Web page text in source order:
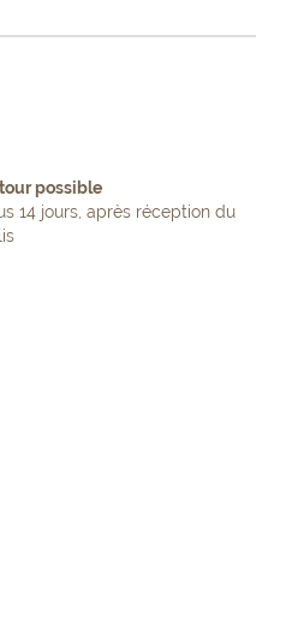
possible
14 jours, après réception du